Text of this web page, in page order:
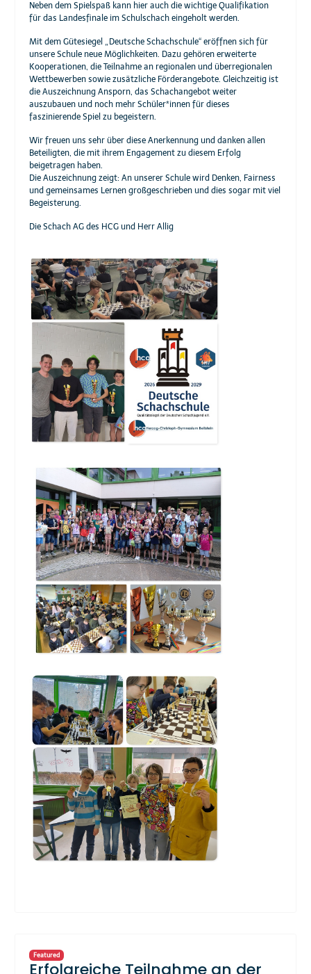
Neben dem Spielspaß kann hier auch die wichtige Qualifikation
für das Landesfinale im Schulschach eingeholt werden.
Mit dem Gütesiegel „Deutsche Schachschule“ eröffnen sich für
unsere Schule neue Möglichkeiten. Dazu gehören erweiterte
Kooperationen, die Teilnahme an regionalen und überregionalen
Wettbewerben sowie zusätzliche Förderangebote. Gleichzeitig ist
die Auszeichnung Ansporn, das Schachangebot weiter
auszubauen und noch mehr Schüler*innen für dieses
faszinierende Spiel zu begeistern.
Wir freuen uns sehr über diese Anerkennung und danken allen
Beteiligten, die mit ihrem Engagement zu diesem Erfolg
beigetragen haben.
Die Auszeichnung zeigt: An unserer Schule wird Denken, Fairness
und gemeinsames Lernen großgeschrieben und dies sogar mit viel
Begeisterung.
Die Schach AG des HCG und Herr Allig
Featured